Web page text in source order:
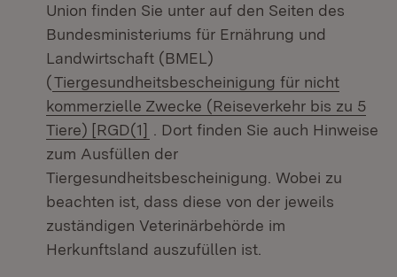
Union finden Sie unter auf den Seiten des
Bundesministeriums für Ernährung und
Landwirtschaft (BMEL)
(Tiergesundheitsbescheinigung für nicht
kommerzielle Zwecke (Reiseverkehr bis zu 5
Tiere) [RGD(1]
. Dort finden Sie auch Hinweise
zum Ausfüllen der
Tiergesundheitsbescheinigung. Wobei zu
beachten ist, dass diese von der jeweils
zuständigen Veterinärbehörde im
Herkunftsland auszufüllen ist.